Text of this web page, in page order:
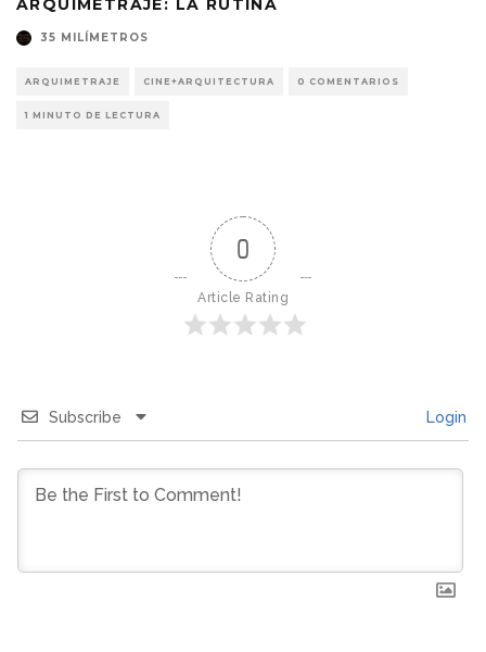
35 MILÍMETROS
ARQUIMETRAJE CINE+ARQUITECTURA 0 COMENTARIOS
1 MINUTO DE LECTURA
0
Article Rating
Subscribe Login